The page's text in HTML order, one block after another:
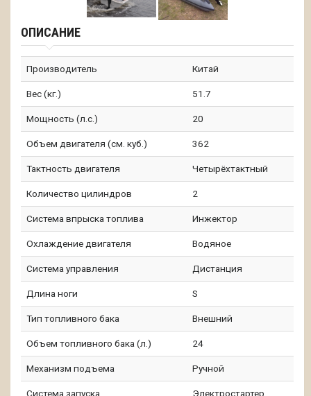
ОПИСАНИЕ
Производитель Китай
Вес (кг.) 51.7
Мощность (л.с.) 20
Объем двигателя (см. куб.) 362
Тактность двигателя Четырёхтактный
Количество цилиндров 2
Система впрыска топлива Инжектор
Охлаждение двигателя Водяное
Система управления Дистанция
Длина ноги S
Тип топливного бака Внешний
Объем топливного бака (л.) 24
Механизм подъема Ручной
Система запуска Электростартер